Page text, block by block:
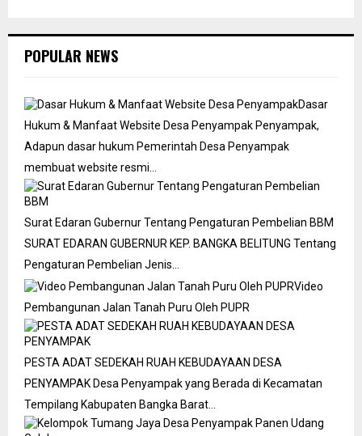
POPULAR NEWS
Dasar
Hukum & Manfaat Website Desa Penyampak Penyampak,
Adapun dasar hukum Pemerintah Desa Penyampak
membuat website resmi…
Surat Edaran Gubernur Tentang Pengaturan Pembelian BBM
SURAT EDARAN GUBERNUR KEP. BANGKA BELITUNG Tentang
Pengaturan Pembelian Jenis…
Video
Pembangunan Jalan Tanah Puru Oleh PUPR
PESTA ADAT SEDEKAH RUAH KEBUDAYAAN DESA
PENYAMPAKDesa Penyampak yang Berada di Kecamatan
Tempilang Kabupaten Bangka Barat…